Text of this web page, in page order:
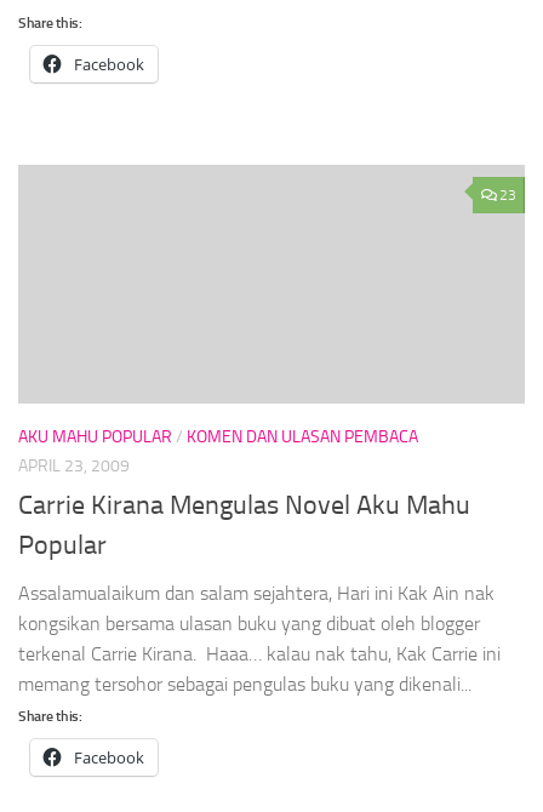
Share this:
Facebook
23
AKU MAHU POPULAR / KOMEN DAN ULASAN PEMBACA
APRIL 23, 2009
Carrie Kirana Mengulas Novel Aku Mahu
Popular
Assalamualaikum dan salam sejahtera, Hari ini Kak Ain nak
kongsikan bersama ulasan buku yang dibuat oleh blogger
terkenal Carrie Kirana. Haaa… kalau nak tahu, Kak Carrie ini
memang tersohor sebagai pengulas buku yang dikenali...
Share this:
Facebook